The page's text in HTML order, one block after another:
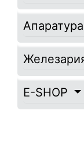
Апаратура
E-SHOP